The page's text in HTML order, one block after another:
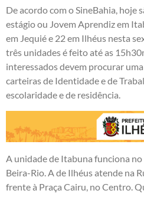
De acordo com o SineBahia, hoje
estágio ou Jovem Aprendiz em
em Jequié e 22 em Ilhéus nesta
três unidades é feito até as
interessados devem procurar
carteiras de Identidade e de
escolaridade e de residência.
A unidade de Itabuna funciona
Beira-Rio. A de Ilhéus atende na
frente à Praça Cairu, no Centro.